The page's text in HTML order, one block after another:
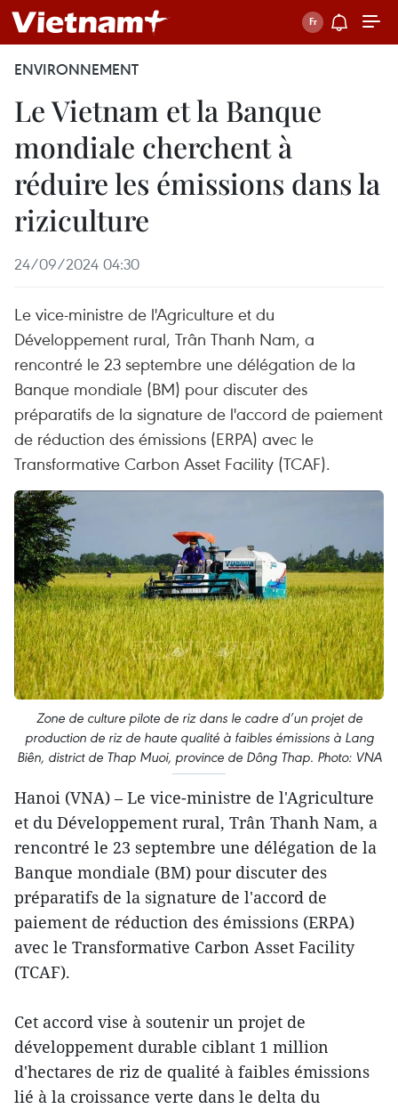
ENVIRONNEMENT
Le Vietnam et la Banque
mondiale cherchent à
réduire les émissions dans la
riziculture
24/09/2024 04:30
Le vice-ministre de l'Agriculture et du
Développement rural, Trân Thanh Nam, a
rencontré le 23 septembre une délégation de la
Banque mondiale (BM) pour discuter des
préparatifs de la signature de l'accord de paiement
de réduction des émissions (ERPA) avec le
Transformative Carbon Asset Facility (TCAF).
Zone de culture pilote de riz dans le cadre d’un projet de
production de riz de haute qualité à faibles émissions à Lang
Biên, district de Thap Muoi, province de Dông Thap. Photo: VNA
Hanoi (VNA) – Le vice-ministre de l'Agriculture
et du Développement rural, Trân Thanh Nam, a
rencontré le 23 septembre une délégation de la
Banque mondiale (BM) pour discuter des
préparatifs de la signature de l'accord de
paiement de réduction des émissions (ERPA)
avec le Transformative Carbon Asset Facility
(TCAF).
Cet accord vise à soutenir un projet de
développement durable ciblant 1 million
d'hectares de riz de qualité à faibles émissions
lié à la croissance verte dans le delta du